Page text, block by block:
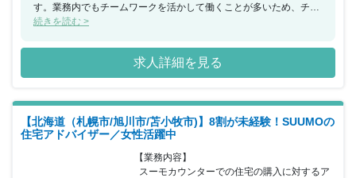
す。業務内でもチームワークを活かして働くことが多いため、チー
ムで何かを成し遂げたいと考えている方におススメの求人です。ま
制度など女性のライフイベントにも沿った制度が整っております。
続きを読む >
求人詳細を見る
【北海道（札幌市/旭川市/苫小牧市)】8割が未経験！SUUMOの
住宅アドバイザー／女性活躍中
【業務内容】